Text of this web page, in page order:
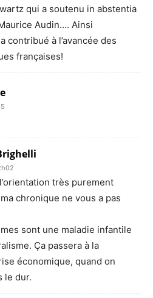
qui a soutenu in abstentia
Audin…. Ainsi
contribué à l’avancée des
françaises!
très purement
chronique ne vous a pas
sont une maladie infantile
Ça passera à la
économique, quand on
le dur.